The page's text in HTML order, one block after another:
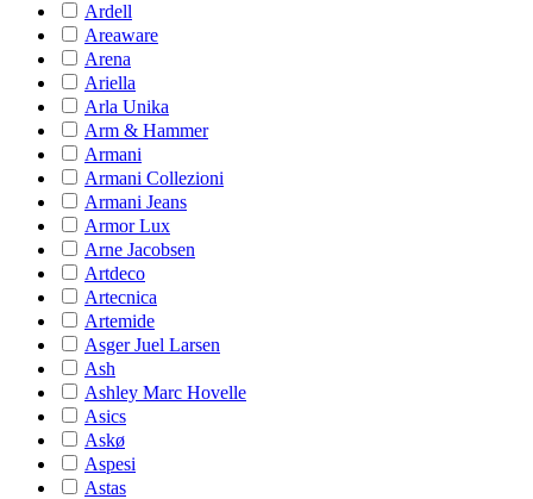
Ardell
Areaware
Arena
Ariella
Arla Unika
Arm & Hammer
Armani
Armani Collezioni
Armani Jeans
Armor Lux
Arne Jacobsen
Artdeco
Artecnica
Artemide
Asger Juel Larsen
Ash
Ashley Marc Hovelle
Asics
Askø
Aspesi
Astas